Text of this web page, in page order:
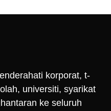
korporat, t-
universiti, syarikat
ke seluruh